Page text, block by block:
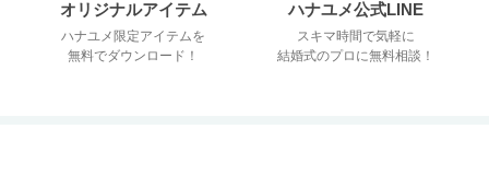
オリジナルアイテム
ハナユメ限定アイテムを
無料でダウンロード！
ハナユメ公式LINE
スキマ時間で気軽に
結婚式のプロに無料相談！